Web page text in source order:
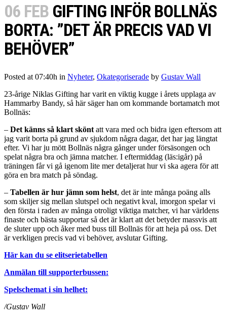
06 FEB GIFTING INFÖR BOLLNÄS
BORTA: ”DET ÄR PRECIS VAD VI
BEHÖVER”
Posted at 07:40h in Nyheter, Okategoriserade by Gustav Wall
23-årige Niklas Gifting har varit en viktig kugge i årets upplaga av
Hammarby Bandy, så här säger han om kommande bortamatch mot
Bollnäs:
– Det känns så klart skönt att vara med och bidra igen eftersom att
jag varit borta på grund av sjukdom några dagar, det har jag längtat
efter. Vi har ju mött Bollnäs några gånger under försäsongen och
spelat några bra och jämna matcher. I eftermiddag (läs:igår) på
träningen får vi gå igenom lite mer detaljerat hur vi ska agera för att
göra en bra match på söndag.
– Tabellen är hur jämn som helst, det är inte många poäng alls
som skiljer sig mellan slutspel och negativt kval, imorgon spelar vi
den första i raden av många otroligt viktiga matcher, vi har världens
finaste och bästa supportar så det är klart att det betyder massvis att
de sluter upp och åker med buss till Bollnäs för att heja på oss. Det
är verkligen precis vad vi behöver, avslutar Gifting.
Här kan du se elitserietabellen
Anmälan till supporterbussen:
Spelschemat i sin helhet:
/Gustav Wall